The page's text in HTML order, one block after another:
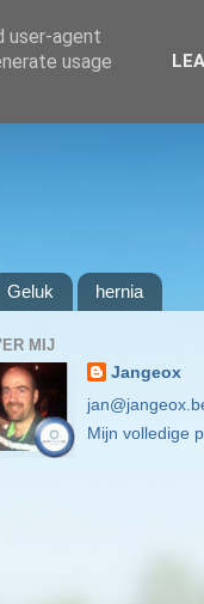
Geluk hernia
MIJ
Jangeox
Mijn volledige
user-agent
usage